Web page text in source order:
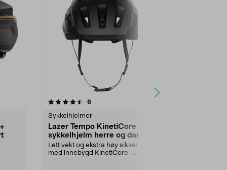
6anmeldelser
Sykkelhjelmer
Lazer Tempo KinetiCore
sykkelhjelm herre og dame,
svart
Lett vekt og ekstra høy sikkerhet
med innebygd KinetiCore-
4.5 av 5 stjerner